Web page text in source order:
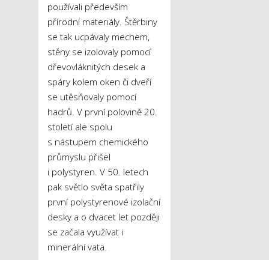
používali především
přírodní materiály. Štěrbiny
se tak ucpávaly mechem,
stěny se izolovaly pomocí
dřevovláknitých desek a
spáry kolem oken či dveří
se utěsňovaly pomocí
hadrů. V první polovině 20.
století ale spolu
s nástupem chemického
průmyslu přišel
i polystyren. V 50. letech
pak světlo světa spatřily
první polystyrenové izolační
desky a o dvacet let později
se začala využívat i
minerální vata.